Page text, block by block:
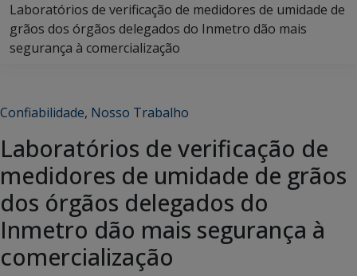
Laboratórios de verificação de medidores de umidade de
grãos dos órgãos delegados do Inmetro dão mais
segurança à comercialização
Confiabilidade, Nosso Trabalho
Laboratórios de verificação de
medidores de umidade de grãos
dos órgãos delegados do
Inmetro dão mais segurança à
comercialização